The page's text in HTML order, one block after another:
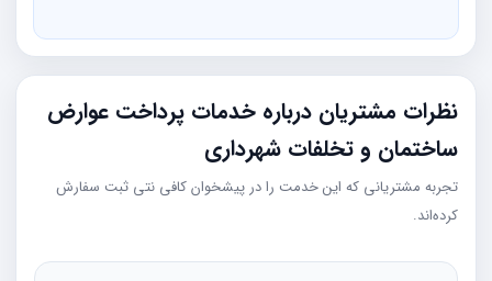
نظرات مشتریان درباره خدمات پرداخت عوارض
ساختمان و تخلفات شهرداری
تجربه مشتریانی که این خدمت را در پیشخوان کافی نتی ثبت سفارش
کرده‌اند.